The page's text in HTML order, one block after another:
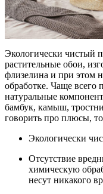
Экологически чистый
растительные обои,
флизелина и при этом
обработке. Чаще всего
натуральные
бамбук, камыш,
говорить про плюсы, то
Экологически
Отсутствие
химическую
несут никакого